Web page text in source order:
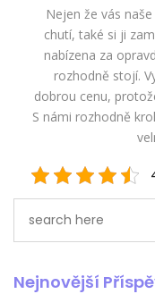
Nejen že vás
chutí, také si ji
nabízena za
rozhodně stojí.
dobrou cenu,
S námi rozhodně
Nejnovější